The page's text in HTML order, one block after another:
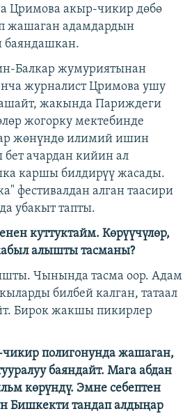
Цримова акыр-чикир дөбө
жашаган адамдардын
баяндашкан.
Балкар жумуриятынан
журналист Цримова ушу
жакында Париждеги
жогорку мектебинде
жөнүндө илимий ишин
ачардан кийин ал
каршы билдирүү жасады.
фестивалдан алган таасири
убакыт тапты.
куттуктайм. Көрүүчүлөр,
алышты тасманы?
Чынында тасма оор. Адам
билбей калган, татаал
Бирок жакшы пикирлер
полигонунда жашаган,
баяндайт. Мага абдан
көрүндү. Эмне себептен
Бишкекти тандап алдыңар